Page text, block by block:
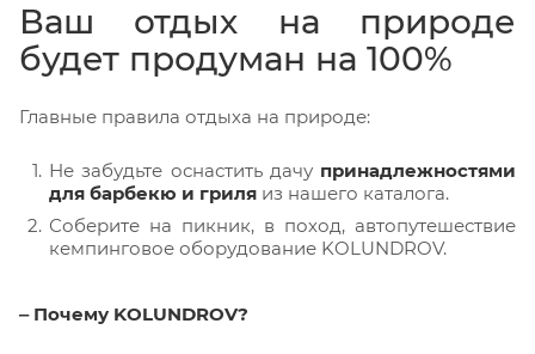
Ваш отдых на природе
будет продуман на 100%
Главные правила отдыха на природе:
Не забудьте оснастить дачу принадлежностями
для барбекю и гриля из нашего каталога.
Соберите на пикник, в поход, автопутешествие
кемпинговое оборудование KOLUNDROV.
‒ Почему KOLUNDROV?